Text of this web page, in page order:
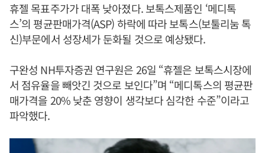
휴젤 목표주가가 대폭 낮아졌다. 보톡스제품인 ‘메디톡
스’의 평균판매가격(ASP) 하락에 따라 보톡스(보툴리눔 톡
신)부문에서 성장세가 둔화될 것으로 예상됐다.
구완성 NH투자증권 연구원은 26일 “휴젤은 보톡스시장에
서 점유율을 빼앗긴 것으로 보인다”며 “메디톡스의 평균판
매가격을 20% 낮춘 영향이 생각보다 심각한 수준”이라고
파악했다.